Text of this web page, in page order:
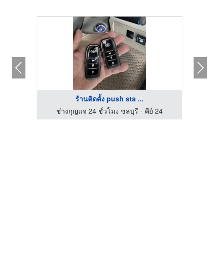
ร้านติดตั้ง push sta ...
ช่างกุญแจ 24 ชั่วโมง ชลบุรี - คีย์ 24